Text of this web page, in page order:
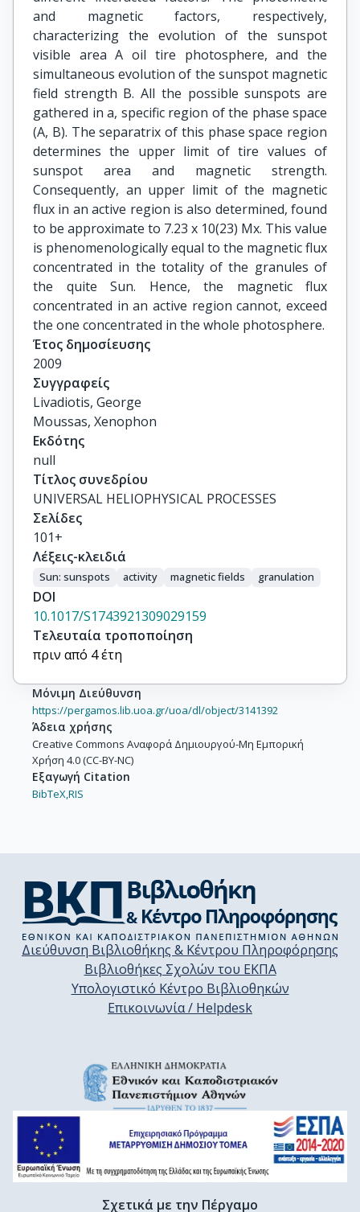
and magnetic factors, respectively,
characterizing the evolution of the sunspot
visible area A oil tire photosphere, and the
simultaneous evolution of the sunspot magnetic
field strength B. All the possible sunspots are
gathered in a, specific region of the phase space
(A, B). The separatrix of this phase space region
determines the upper limit of tire values of
sunspot area and magnetic strength.
Consequently, an upper limit of the magnetic
flux in an active region is also determined, found
to be approximate to 7.23 x 10(23) Mx. This value
is phenomenologically equal to the magnetic flux
concentrated in the totality of the granules of
the quite Sun. Hence, the magnetic flux
concentrated in an active region cannot, exceed
the one concentrated in the whole photosphere.
Έτος δημοσίευσης
2009
Συγγραφείς
Livadiotis, George
Moussas, Xenophon
Εκδότης
null
Τίτλος συνεδρίου
UNIVERSAL HELIOPHYSICAL PROCESSES
Σελίδες
101+
Λέξεις-κλειδιά
Sun: sunspots activity magnetic fields granulation
DOI
10.1017/S1743921309029159
Τελευταία τροποποίηση
πριν από 4 έτη
Μόνιμη Διεύθυνση
https://pergamos.lib.uoa.gr/uoa/dl/object/3141392
Άδεια χρήσης
Creative Commons Αναφορά Δημιουργού-Μη Εμπορική
Χρήση 4.0 (CC-BY-NC)
Εξαγωγή Citation
BibTeX,RIS
Διεύθυνση Βιβλιοθήκης & Κέντρου Πληροφόρησης
Βιβλιοθήκες Σχολών του ΕΚΠΑ
Υπολογιστικό Κέντρο Βιβλιοθηκών
Επικοινωνία / Helpdesk
Σχετικά με την Πέργαμο